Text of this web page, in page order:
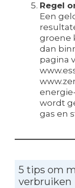
Regel
Een
groene
dan
pagina
wordt
gas en
5 tips om
verbruiken